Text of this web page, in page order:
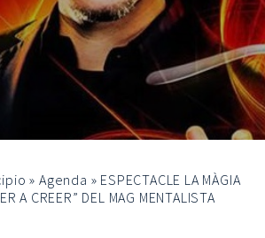
»Agenda » ESPECTACLE LA MÀGIA
A CREER” DEL MAG MENTALISTA